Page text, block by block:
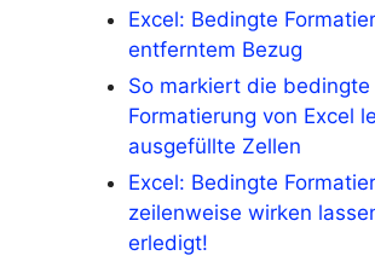
Excel: Bedingte
entferntem Bezug
So markiert die bedingte
Formatierung von Excel
ausgefüllte Zellen
Excel: Bedingte
zeilenweise wirken
erledigt!